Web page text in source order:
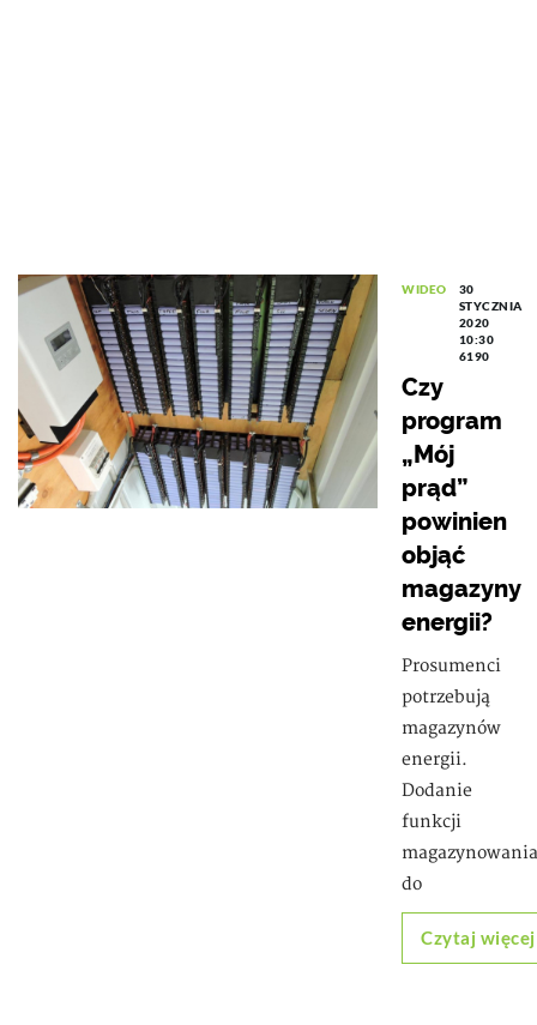
WIDEO
30
STYCZNIA
2020
10:30
6190
Czy
program
„Mój
prąd”
powinien
objąć
magazyny
energii?
Prosumenci
potrzebują
magazynów
energii.
Dodanie
funkcji
magazynowania
do
Czytaj więcej